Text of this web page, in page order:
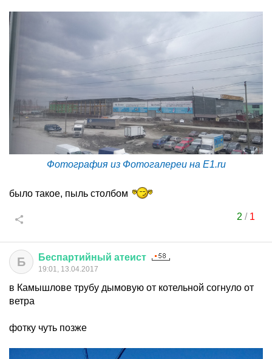
Фотография из Фотогалереи на E1.ru
было такое, пыль столбом
2 / 1
Б Беспартийный атеист
19:01, 13.04.2017
в Камышлове трубу дымовую от котельной согнуло от
ветра
фотку чуть позже